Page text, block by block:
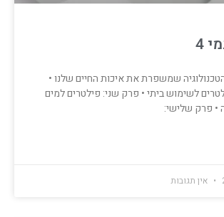
4
שמשפרת את איכות החיים שלנו •
לשימוש ביתי • פרק שני: פילטרים למים
• פרק שלישי:
אין תגובות